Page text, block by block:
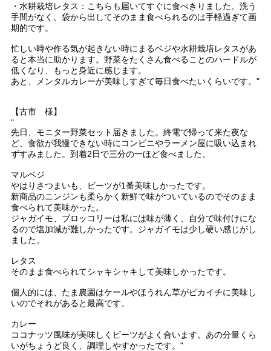
・水耕栽培レタス：こちらも届いてすぐに食べきりました。洗う
手間がなく、袋から出してそのまま食べられるのは手軽過ぎて画
期的です。
忙しい時や作る気が起きない時にまるベジや水耕栽培レタスがあ
ると本当に助かります。野菜をたくさん食べることのハードルが
低くなり、もっと身近に感じます。
あと、メンタルカレーが美味しすぎて毎日食べたいくらいです。"
【古市 様】
"
先日、モニター野菜セット届きました。終電で帰って来た夜な
ど、食欲が我慢できない時にコンビニやラーメン屋に吸い込まれ
ずすみました。到着2日で三分の一ほど食べました。
マルベジ
やはりさつまいも、ビーツが1番美味しかったです。
新商品のニンジンも柔らかく新鮮で味がついているのでそのまま
食べられて美味かった。
ジャガイモ、ブロッコリーは私には味が薄く、自分で味付けにな
るので塩加減が難しかったです。ジャガイモは少し硬い感じがし
ました。
レタス
そのまま食べられてシャキシャキして美味しかったです。
個人的には、たま農園はケールやほうれん草がピカイチに美味し
いのでそれがあると最高です。
カレー
ココナッツ風味が美味しくビーツがよく合います。あの分量くら
いがちょうど良く、調理しやすかったです。"